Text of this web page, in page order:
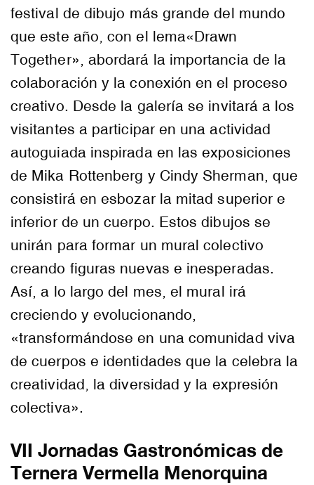
festival de dibujo más grande del mundo
que este año, con el lema«Drawn
Together», abordará la importancia de la
colaboración y la conexión en el proceso
creativo. Desde la galería se invitará a los
visitantes a participar en una actividad
autoguiada inspirada en las exposiciones
de Mika Rottenberg y Cindy Sherman, que
consistirá en esbozar la mitad superior e
inferior de un cuerpo. Estos dibujos se
unirán para formar un mural colectivo
creando figuras nuevas e inesperadas.
Así, a lo largo del mes, el mural irá
creciendo y evolucionando,
«transformándose en una comunidad viva
de cuerpos e identidades que la celebra la
creatividad, la diversidad y la expresión
colectiva».
VII Jornadas Gastronómicas de
Ternera Vermella Menorquina